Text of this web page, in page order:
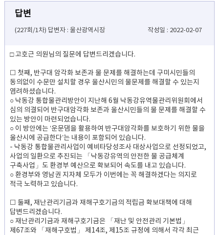
답변
(227회/1차) 답변자 : 울산광역시장 작성일 : 2022-02-07
□ 고호근 의원님의 질문에 답변드리겠습니다.
☐ 첫째, 반구대 암각화 보존과 물 문제를 해결하는데 구미시민들의
동의없이 수문만 설치할 경우 울산시민의 물문제를 해결할 수 있는지
염려하셨습니다.
○ 낙동강 통합물관리방안이 지난해 6월 낙동강유역물관리위원회에서
심의 의결되어 반구대암각화 보존과 울산시민들의 물 문제를 해결할 수
있는 방안이 마련되었습니다.
○ 이 방안에는 ‘운문댐을 활용하여 반구대암각화를 보호하기 위한 물을
울산시에 공급한다’는 내용이 포함되어 있습니다.
- 낙동강 통합물관리사업이 예비타당성조사 대상사업으로 선정되었고,
사업의 일환으로 추진되는 「낙동강유역의 안전한 물 공급체계
구축사업」도 환경부 예산으로 확보되어 속도를 내고 있습니다.
○ 환경부와 영남권 지자체 모두가 이번에는 꼭 해결하겠다는 의지로
적극 노력하고 있습니다.
☐ 둘째, 재난관리기금과 재해구호기금의 적립금 확보대책에 대해
답변드리겠습니다.
○ 재난관리기금과 재해구호기금은 「재난 및 안전관리 기본법」
제67조와 「재해구호법」 제14조, 제15조 규정에 의해서 각각 최근